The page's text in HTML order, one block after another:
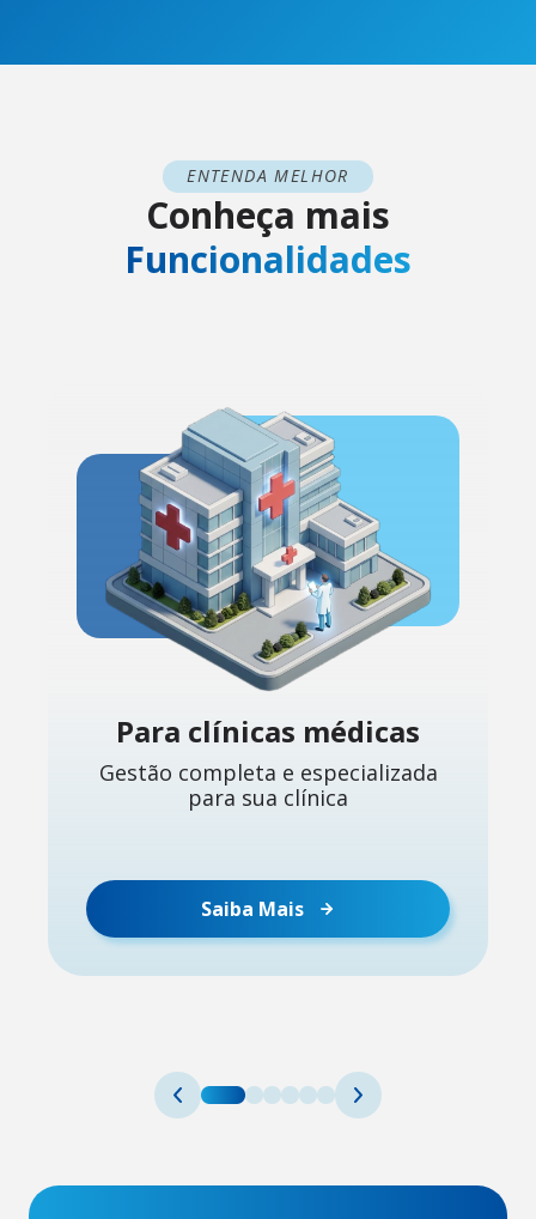
ENTENDA MELHOR
Conheça mais
Funcionalidades
Para clínicas médicas
Gestão completa e especializada
para sua clínica
Saiba Mais